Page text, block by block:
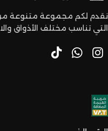
نقدم لكم مجموعة متنوعة
التي تناسب مختلف الأذواق